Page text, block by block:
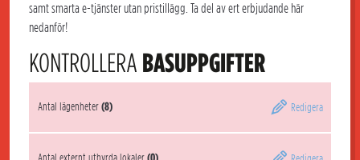
samt smarta e-tjänster utan pristillägg. Ta del av ert erbjudande här
nedanför!
KONTROLLERA BASUPPGIFTER
Antal lägenheter(8) Redigera